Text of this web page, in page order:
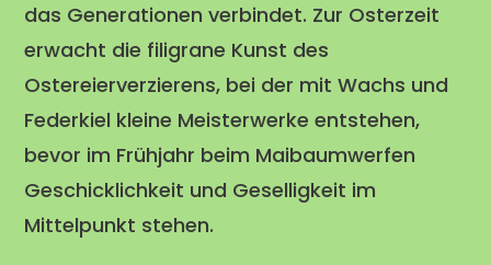
das Generationen verbindet. Zur Osterzeit
erwacht die filigrane Kunst des
Ostereierverzierens, bei der mit Wachs und
Federkiel kleine Meisterwerke entstehen,
bevor im Frühjahr beim Maibaumwerfen
Geschicklichkeit und Geselligkeit im
Mittelpunkt stehen.